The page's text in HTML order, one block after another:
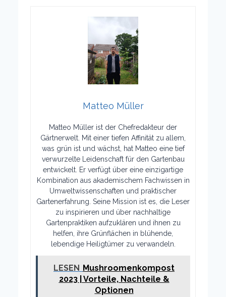
Matteo Müller
Matteo Müller ist der Chefredakteur der
Gärtnerwelt. Mit einer tiefen Affinität zu allem,
was grün ist und wächst, hat Matteo eine tief
verwurzelte Leidenschaft für den Gartenbau
entwickelt. Er verfügt über eine einzigartige
Kombination aus akademischem Fachwissen in
Umweltwissenschaften und praktischer
Gartenerfahrung. Seine Mission ist es, die Leser
zu inspirieren und über nachhaltige
Gartenpraktiken aufzuklären und ihnen zu
helfen, ihre Grünflächen in blühende,
lebendige Heiligtümer zu verwandeln.
LESEN Mushroomenkompost
2023 | Vorteile, Nachteile &
Optionen